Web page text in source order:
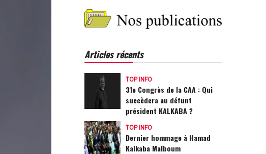
Articles récents
TOP INFO
31e Congrès de la CAA : Qui
succèdera au défunt
président KALKABA ?
TOP INFO
Dernier hommage à Hamad
Kalkaba Malboum